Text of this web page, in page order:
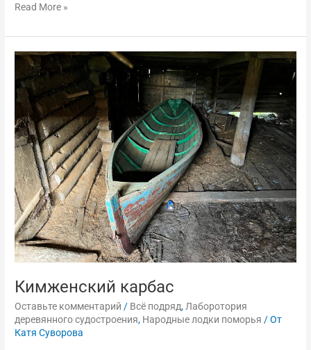
Read More »
Кимженский карбас
Оставьте комментарий / Всё подряд,Лаборотория
деревянного судостроения, Народные лодки поморья / От
Катя Суворова
Кимженский
карбас